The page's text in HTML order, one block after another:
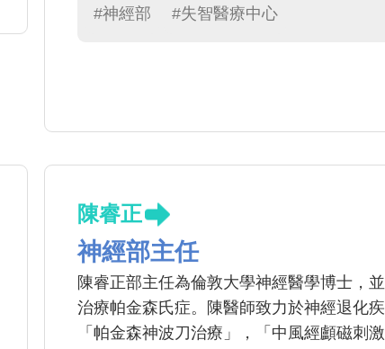
風、睡眠障礙、帕金森氏症、癲癇及神經
究。臨床上，盧醫師致力推動整合式、精
持續提升患者生活品質與研究發展。盧醫
#神經部 #失智醫療中心
陳睿正
神經部主任
陳睿正部主任為倫敦大學神經醫學博士，
治療帕金森氏症。陳醫師致力於神經退化
「帕金森神波刀治療」，「中風經顱磁刺